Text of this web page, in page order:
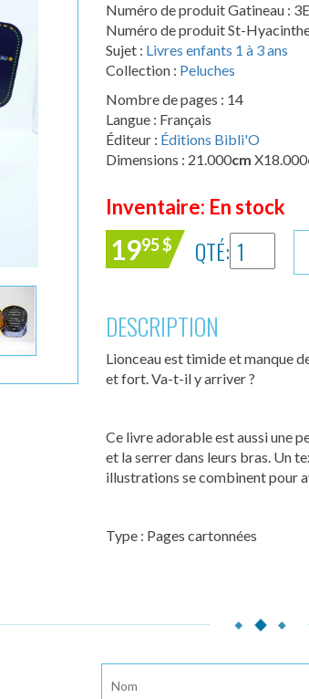
Numéro de produit Gatineau :
Numéro de produit St-
Sujet : Livres enfants 1 à 3 ans
Collection : Peluches
Nombre de pages : 14
Langue : Français
Éditeur : Éditions Bibli'O
Dimensions : 21.000cm X18.000
Inventaire: En stock
1995$ QTÉ:
DESCRIPTION
Lionceau est timide et manque
et fort. Va-t-il y arriver ?
Ce livre adorable est aussi une
et la serrer dans leurs bras. Un
illustrations se combinent pour
Type : Pages cartonnées